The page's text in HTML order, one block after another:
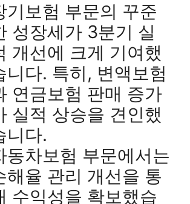
기보험 부문의 꾸준
성장세가 3분기 실
개선에 크게 기여했
니다. 특히, 변액보험
연금보험 판매 증가
실적 상승을 견인했
니다.
동차보험 부문에서는
해율 관리 개선을 통
수익성을 확보했습